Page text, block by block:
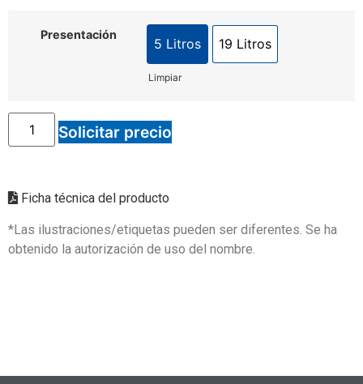
Presentación
5 Litros 19 Litros
Limpiar
Solicitar precio
Ficha técnica del producto
*Las ilustraciones/etiquetas pueden ser diferentes. Se ha
obtenido la autorización de uso del nombre.